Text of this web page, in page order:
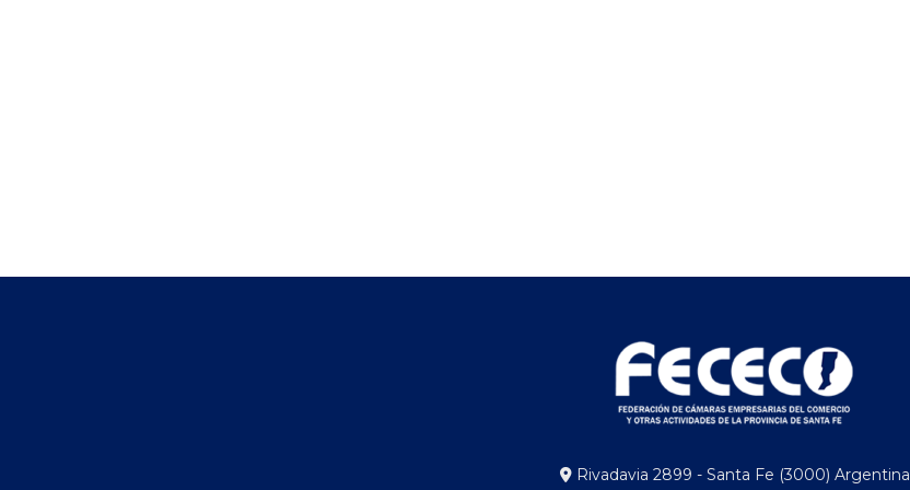
Rivadavia 2899 - Santa Fe (3000) Argentina